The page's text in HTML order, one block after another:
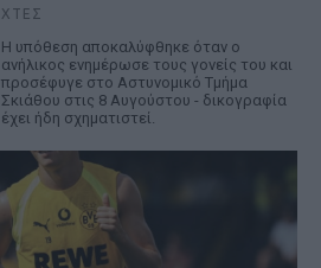
ΧΤΕΣ
Η υπόθεση αποκαλύφθηκε όταν ο
ανήλικος ενημέρωσε τους γονείς του και
προσέφυγε στο Αστυνομικό Τμήμα
Σκιάθου στις 8 Αυγούστου - δικογραφία
έχει ήδη σχηματιστεί.